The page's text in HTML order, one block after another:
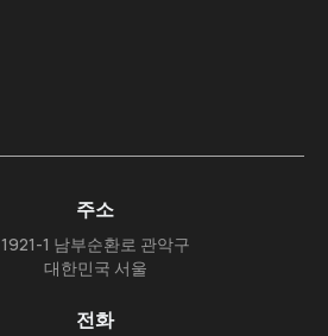
주소
1921-1 남부순환로 관악구
대한민국 서울
전화